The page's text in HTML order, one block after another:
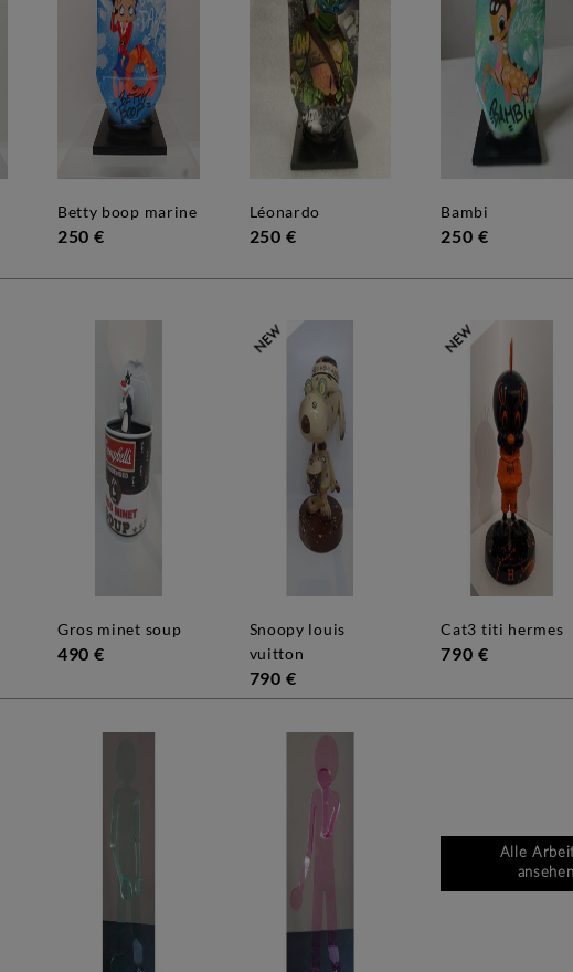
betty boop marine
250 €
léonardo
250 €
bambi
250 €
gros minet soup
490 €
snoopy louis
vuitton
790 €
cat3 titi hermes
790 €
Alle
ansehen